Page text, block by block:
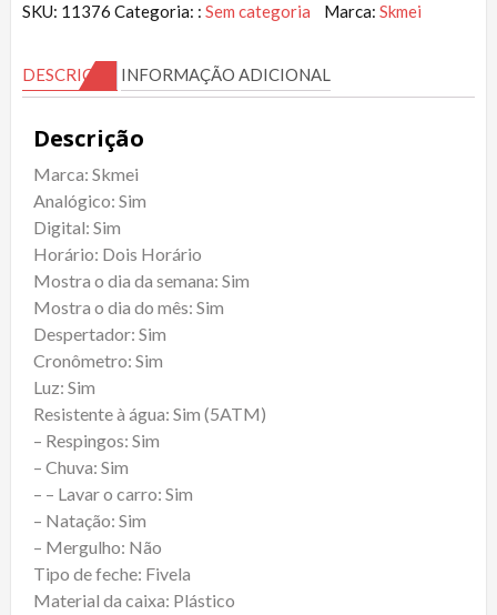
SKU: 11376 Categoria: : Sem categoria Marca: Skmei
DESCRIÇÃO INFORMAÇÃO ADICIONAL
Descrição
Marca: Skmei
Analógico: Sim
Digital: Sim
Horário: Dois Horário
Mostra o dia da semana: Sim
Mostra o dia do mês: Sim
Despertador: Sim
Cronômetro: Sim
Luz: Sim
Resistente à água: Sim (5ATM)
– Respingos: Sim
– Chuva: Sim
– – Lavar o carro: Sim
– Natação: Sim
– Mergulho: Não
Tipo de feche: Fivela
Material da caixa: Plástico